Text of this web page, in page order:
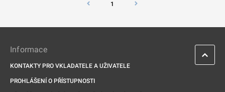
1
Informace
KONTAKTY PRO VKLADATELE A UŽIVATELE
PROHLÁŠENÍ O PŘÍSTUPNOSTI